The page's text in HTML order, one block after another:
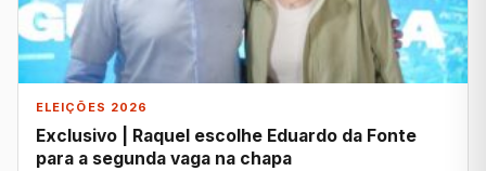
ELEIÇÕES 2026
Exclusivo | Raquel escolhe Eduardo da Fonte
para a segunda vaga na chapa